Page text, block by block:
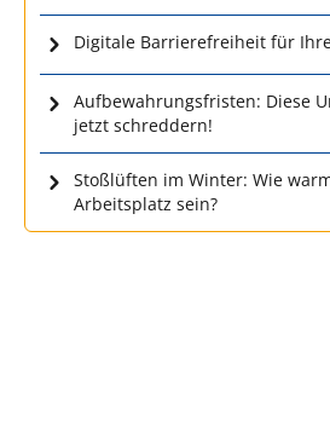
Digitale Barrierefreiheit für
Aufbewahrungsfristen: Diese
jetzt schreddern!
Stoßlüften im Winter: Wie
Arbeitsplatz sein?